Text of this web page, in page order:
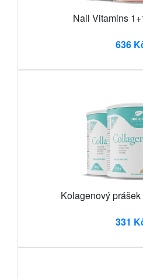
Nail Vitamins
636
Kolagenový
331